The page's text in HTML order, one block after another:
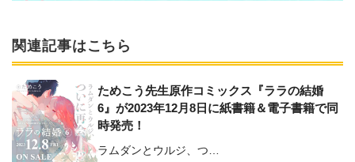
関連記事はこちら
ためこう先生原作コミックス『ララの結婚
6』が2023年12月8日に紙書籍＆電子書籍で同
時発売！
ラムダンとウルジ、つ…